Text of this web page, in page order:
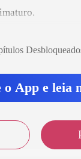
o App e leia